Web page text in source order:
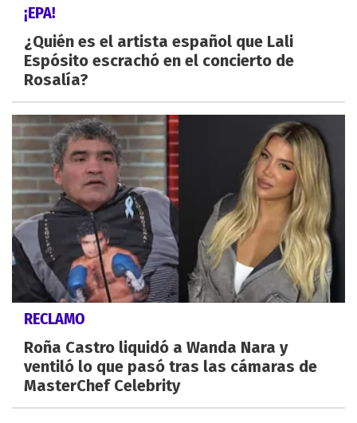
¡EPA!
¿Quién es el artista español que Lali
Espósito escrachó en el concierto de
Rosalía?
RECLAMO
Roña Castro liquidó a Wanda Nara y
ventiló lo que pasó tras las cámaras de
MasterChef Celebrity